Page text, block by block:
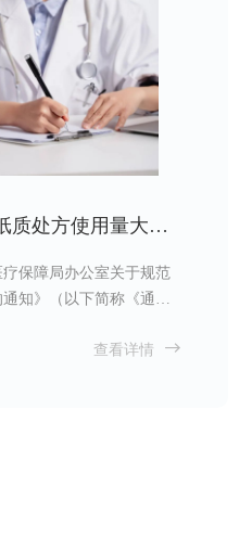
国家医保局出手，纸质处方使用量大的药店必查
保障局办公室关于规范
知》（以下简称《通
配处方使用专项治理，
查看详情